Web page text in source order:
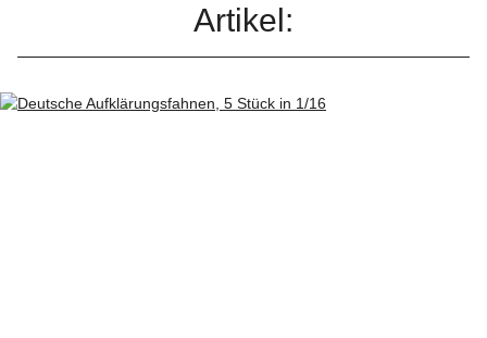
Artikel: